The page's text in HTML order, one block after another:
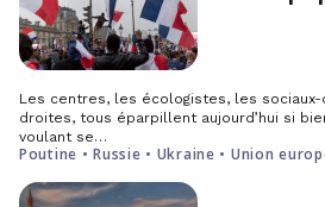
Les centres, les écologistes, les
droites, tous éparpillent aujourd’hui si
voulant se…
Poutine • Russie • Ukraine • Union